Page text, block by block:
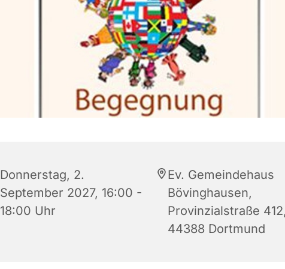
Donnerstag, 2.
September 2027, 16:00 -
18:00 Uhr
Ev. Gemeindehaus
Bövinghausen,
Provinzialstraße
44388 Dortmund